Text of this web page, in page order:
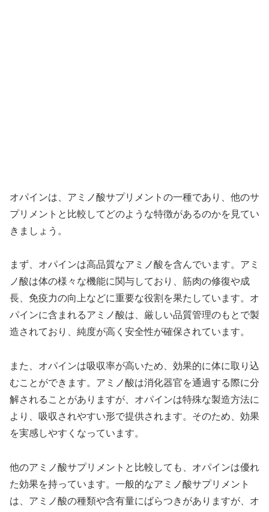
オパインは、アミノ酸サプリメントの一種であり、他のサ
プリメントと比較してどのような特徴があるのかを見てい
きましょう。
まず、オパインは高品質なアミノ酸を含んでいます。アミ
ノ酸は体の様々な機能に関与しており、筋肉の修復や成
長、免疫力の向上などに重要な役割を果たしています。オ
パインに含まれるアミノ酸は、厳しい品質管理のもとで製
造されており、純度が高く安全性が確保されています。
また、オパインは吸収率が高いため、効果的に体に取り込
むことができます。アミノ酸は消化器官を通過する際に分
解されることがありますが、オパインは特殊な製造方法に
より、吸収されやすい形で提供されます。そのため、効果
を実感しやすくなっています。
他のアミノ酸サプリメントと比較しても、オパインは優れ
た効果を持っています。一般的なアミノ酸サプリメント
は、アミノ酸の種類や含有量にばらつきがありますが、オ